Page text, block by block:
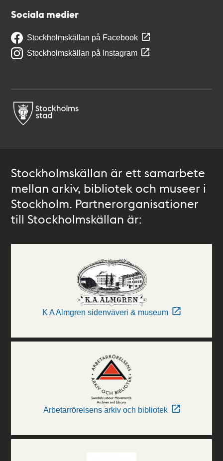
Sociala medier
Stockholmskällan på Facebook
Stockholmskällan på Instagram
Stockholmskällan är ett samarbete
mellan arkiv, bibliotek och museer i
Stockholm. Partnerorganisationer
till Stockholmskällan är:
K A Almgren sidenväveri & museum
Arbetarrörelsens arkiv och bibliotek